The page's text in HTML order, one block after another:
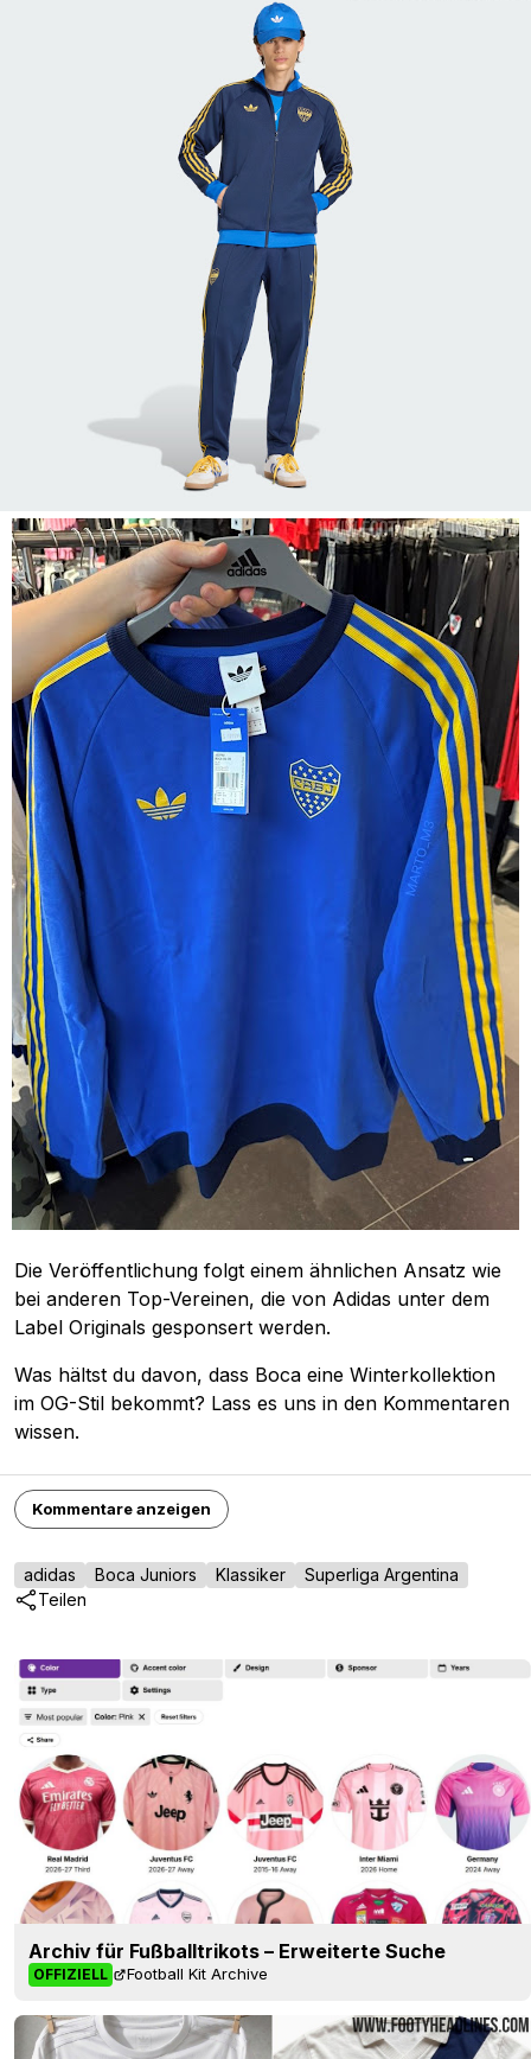
Die Veröffentlichung folgt einem ähnlichen Ansatz wie
bei anderen Top-Vereinen, die von Adidas unter dem
Label Originals gesponsert werden.
Was hältst du davon, dass Boca eine Winterkollektion
im OG-Stil bekommt? Lass es uns in den Kommentaren
wissen.
Kommentare anzeigen
adidas Boca Juniors Klassiker
Superliga Argentina
Teilen
Archiv für Fußballtrikots – Erweiterte Suche
OFFIZIELL Football Kit Archive